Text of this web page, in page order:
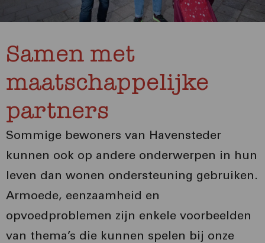
Samen met
maatschappelijke
partners
Sommige bewoners van Havensteder
kunnen ook op andere onderwerpen in hun
leven dan wonen ondersteuning gebruiken.
Armoede, eenzaamheid en
opvoedproblemen zijn enkele voorbeelden
van thema’s die kunnen spelen bij onze